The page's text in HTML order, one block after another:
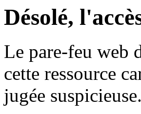
Désolé,
Le pare-feu web
cette ressource
jugée suspicieuse.